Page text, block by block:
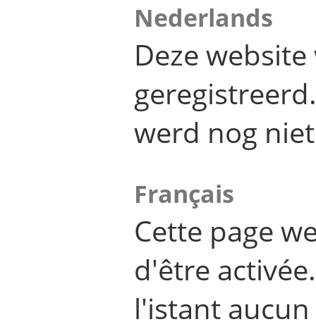
Nederlands
Deze
werd nog
Français
Cette page
d'être
l'istant